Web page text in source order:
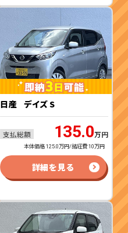
日産 デイズ S
支払総額 135.0万円
本体価格 125.0万円/諸経費 10万円
詳細を見る